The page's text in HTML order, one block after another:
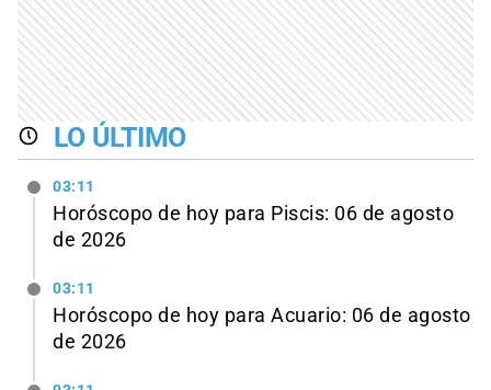
LO ÚLTIMO
03:11
Horóscopo de hoy para Piscis: 06 de agosto
de 2026
03:11
Horóscopo de hoy para Acuario: 06 de agosto
de 2026